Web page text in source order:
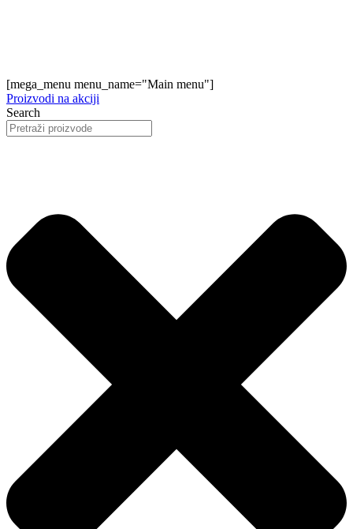
[mega_menu menu_name="Main menu"]
Proizvodi na akciji
Search